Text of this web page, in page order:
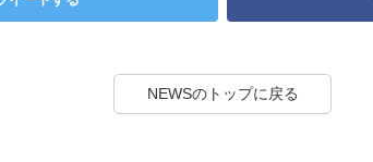
NEWSのトップに戻る